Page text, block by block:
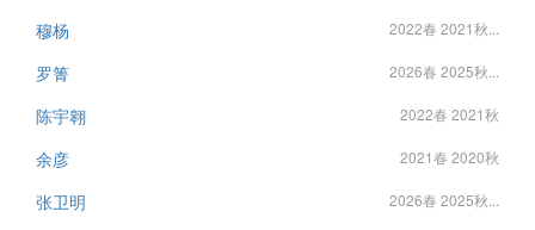
穆杨 2022春 2021秋...
罗箐 2026春 2025秋...
陈宇翱 2022春 2021秋
余彦 2021春 2020秋
张卫明 2026春 2025秋...